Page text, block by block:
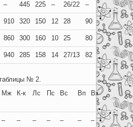
– 445 225 – 26/22 – 35 11 17
910 320 150 12 28 90 32 12 16
860 300 160 10 25 80 40 – –
940 285 158 14 27/13 82 47 15 14
№ 2.
Мж К-к Лс Пс Вс Вп Вж Уп
Дата
– – – – – – – – 1973